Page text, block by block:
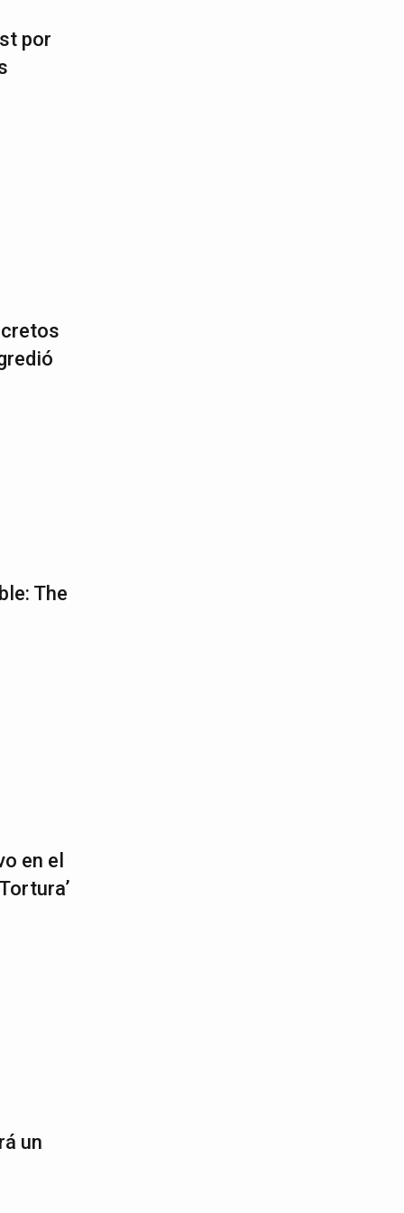
por
The
en el
un